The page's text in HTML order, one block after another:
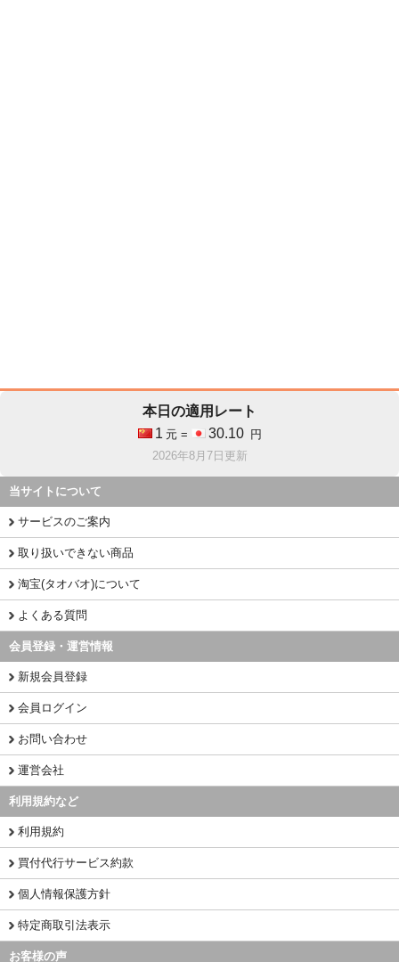
本日の適用レート
1 元 = 30.10
円
2026年8月7日更新
当サイトについて
サービスのご案内
取り扱いできない商品
淘宝(タオバオ)について
よくある質問
会員登録・運営情報
新規会員登録
会員ログイン
お問い合わせ
運営会社
利用規約など
利用規約
買付代行サービス約款
個人情報保護方針
特定商取引法表示
お客様の声